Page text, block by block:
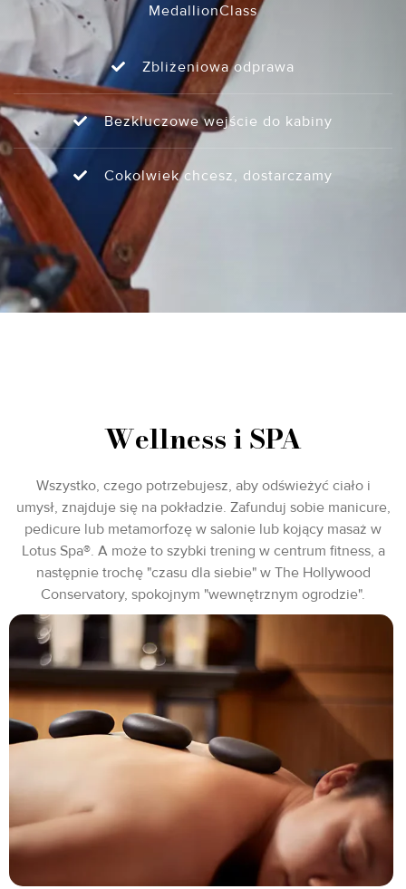
MedallionClass
Zbliżeniowa odprawa
Bezkluczowe wejście do kabiny
Cokolwiek chcesz, dostarczamy
Wellness i SPA
Wszystko, czego potrzebujesz, aby odświeżyć ciało i
umysł, znajduje się na pokładzie. Zafunduj sobie manicure,
pedicure lub metamorfozę w salonie lub kojący masaż w
Lotus Spa®. A może to szybki trening w centrum fitness, a
następnie trochę "czasu dla siebie" w The Hollywood
Conservatory, spokojnym "wewnętrznym ogrodzie".